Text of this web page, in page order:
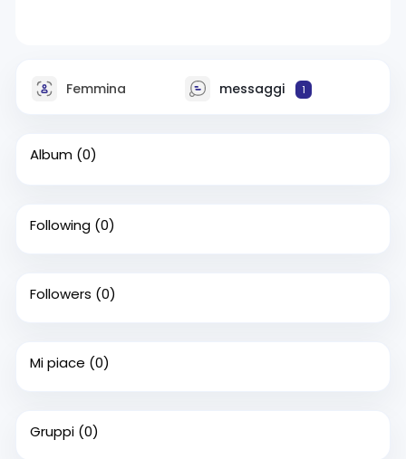
Femmina messaggi 1
Album (0)
Following (0)
Followers (0)
Mi piace (0)
Gruppi (0)